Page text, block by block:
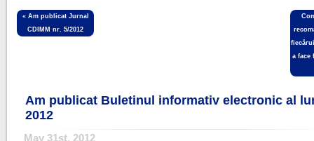
« Am publicat Jurnal
CDIMM nr. 5/2012
a face
Am publicat Buletinul informativ electronic al
2012
May 31st, 2012